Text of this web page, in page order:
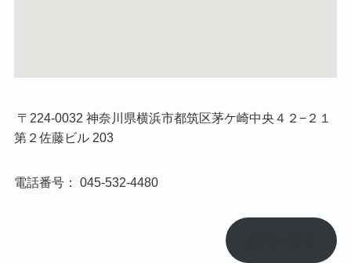
〒224-0032 神奈川県横浜市都筑区茅ケ崎中央４２−２１
第２佐藤ビル 203
電話番号： 045-532-4480